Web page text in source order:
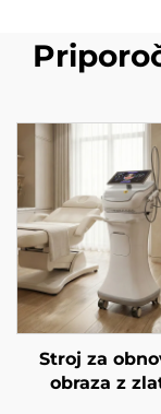
Stroj za
obraza z